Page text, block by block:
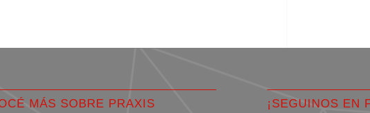
MÁS SOBRE PRAXIS ¡SEGUINOS EN